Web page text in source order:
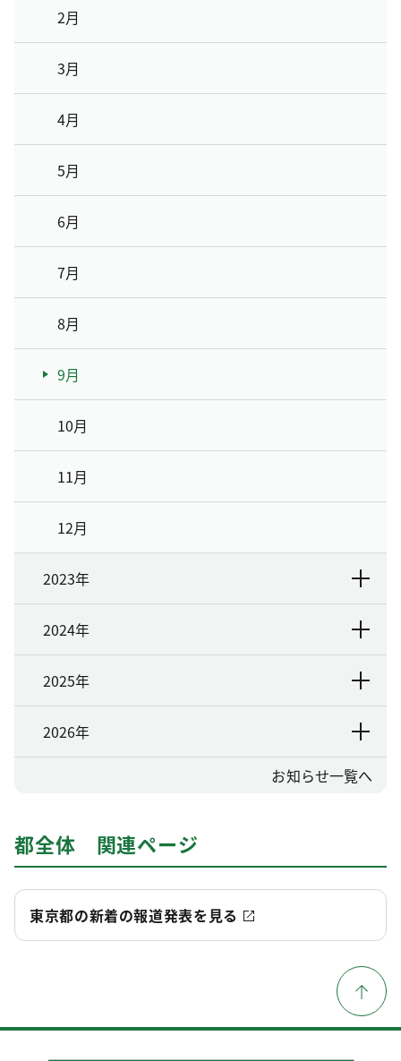
2月
3月
4月
5月
6月
7月
8月
9月
10月
11月
12月
2023年
2024年
2025年
2026年
お知らせ一覧へ
都全体 関連ページ
東京都の新着の報道発表を見る